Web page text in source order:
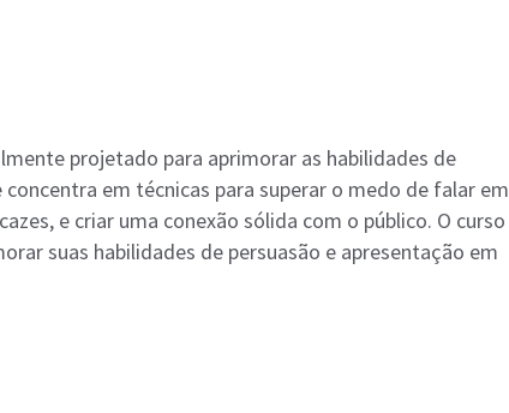
projetado para aprimorar as habilidades de
em técnicas para superar o medo de falar em
e criar uma conexão sólida com o público. O curso
suas habilidades de persuasão e apresentação em